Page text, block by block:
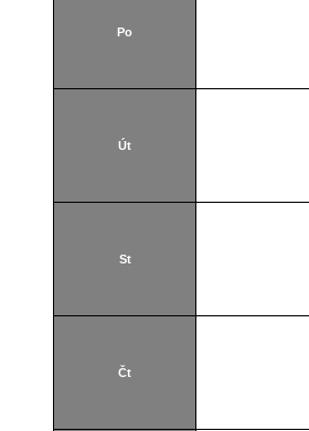
Po
Út
St
Čt